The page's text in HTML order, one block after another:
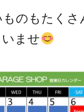
のもたくさ
ませ